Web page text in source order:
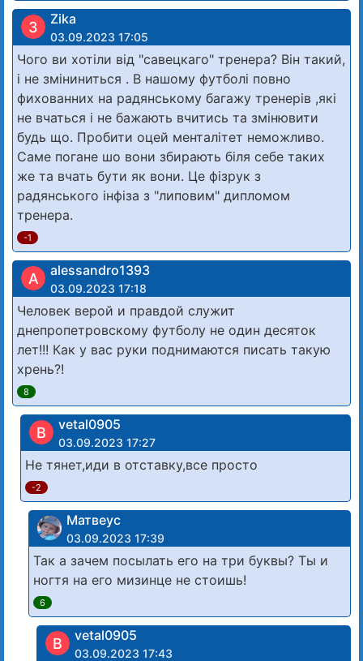
З Zika
03.09.2023 17:05
Чого ви хотіли від "савецкаго" тренера? Він такий,
і не зміниниться . В нашому футболі повно
фихованних на радянському багажу тренерів ,які
не вчаться і не бажають вчитись та змінювити
будь що. Пробити оцей менталітет неможливо.
Саме погане шо вони збирають біля себе таких
же та вчать бути як вони. Це фізрук з
радянського інфіза з "липовим" дипломом
тренера.
-1
A alessandro1393
03.09.2023 17:18
Человек верой и правдой служит
днепропетровскому футболу не один десяток
лет!!! Как у вас руки поднимаются писать такую
хрень?!
8
В vetal0905
03.09.2023 17:27
Не тянет,иди в отставку,все просто
-2
Матвеус
03.09.2023 17:39
Так а зачем посылать его на три буквы? Ты и
ногтя на его мизинце не стоишь!
6
В vetal0905
03.09.2023 17:43